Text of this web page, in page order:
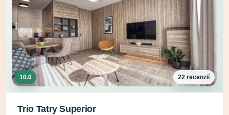
10.0 22 recenzií
Trio Tatry Superior